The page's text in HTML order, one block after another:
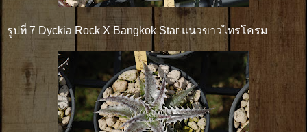
รูปที่ 7 Dyckia Rock X Bangkok Star แนวขาวไทรโครม